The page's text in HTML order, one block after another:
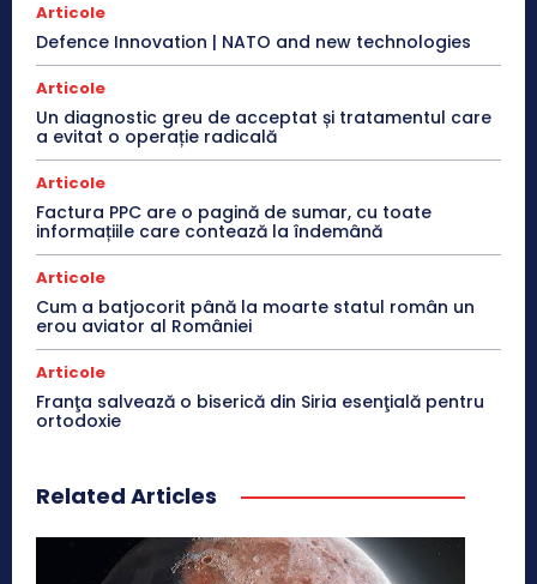
Articole
Defence Innovation | NATO and new technologies
Articole
Un diagnostic greu de acceptat și tratamentul care
a evitat o operație radicală
Articole
Factura PPC are o pagină de sumar, cu toate
informațiile care contează la îndemână
Articole
Cum a batjocorit până la moarte statul român un
erou aviator al României
Articole
Franţa salvează o biserică din Siria esenţială pentru
ortodoxie
Related Articles